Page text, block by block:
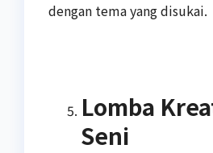
dengan tema yang disukai.
Lomba
Seni